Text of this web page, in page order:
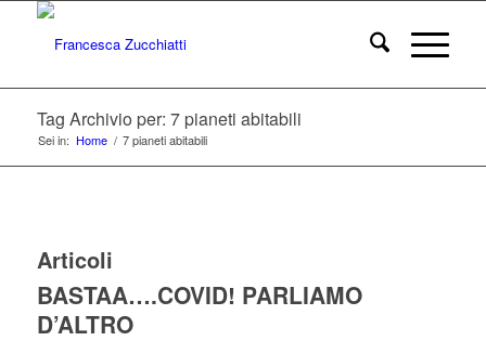
Tag Archivio per: 7 pianeti abitabili
Sei in: Home / 7 pianeti abitabili
Articoli
BASTAA….COVID! PARLIAMO
D’ALTRO